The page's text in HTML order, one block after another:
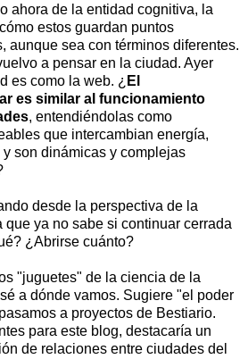
ahora de la entidad cognitiva, la
estos guardan puntos
aunque sea con términos diferentes.
a pensar en la ciudad. Ayer
es como la web. ¿ El
es similar al funcionamiento
, entendiéndolas como
que intercambian energía,
son dinámicas y complejas
desde la perspectiva de la
que ya no sabe si continuar cerrada
¿Abrirse cuánto?
"juguetes" de la ciencia de la
a dónde vamos. Sugiere "el poder
a proyectos de Bestiario.
para este blog, destacaría un
de relaciones entre ciudades del